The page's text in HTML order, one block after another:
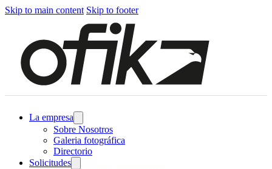
Skip to main content Skip to footer
La empresa
Sobre Nosotros
Galeria fotográfica
Directorio
Solicitudes